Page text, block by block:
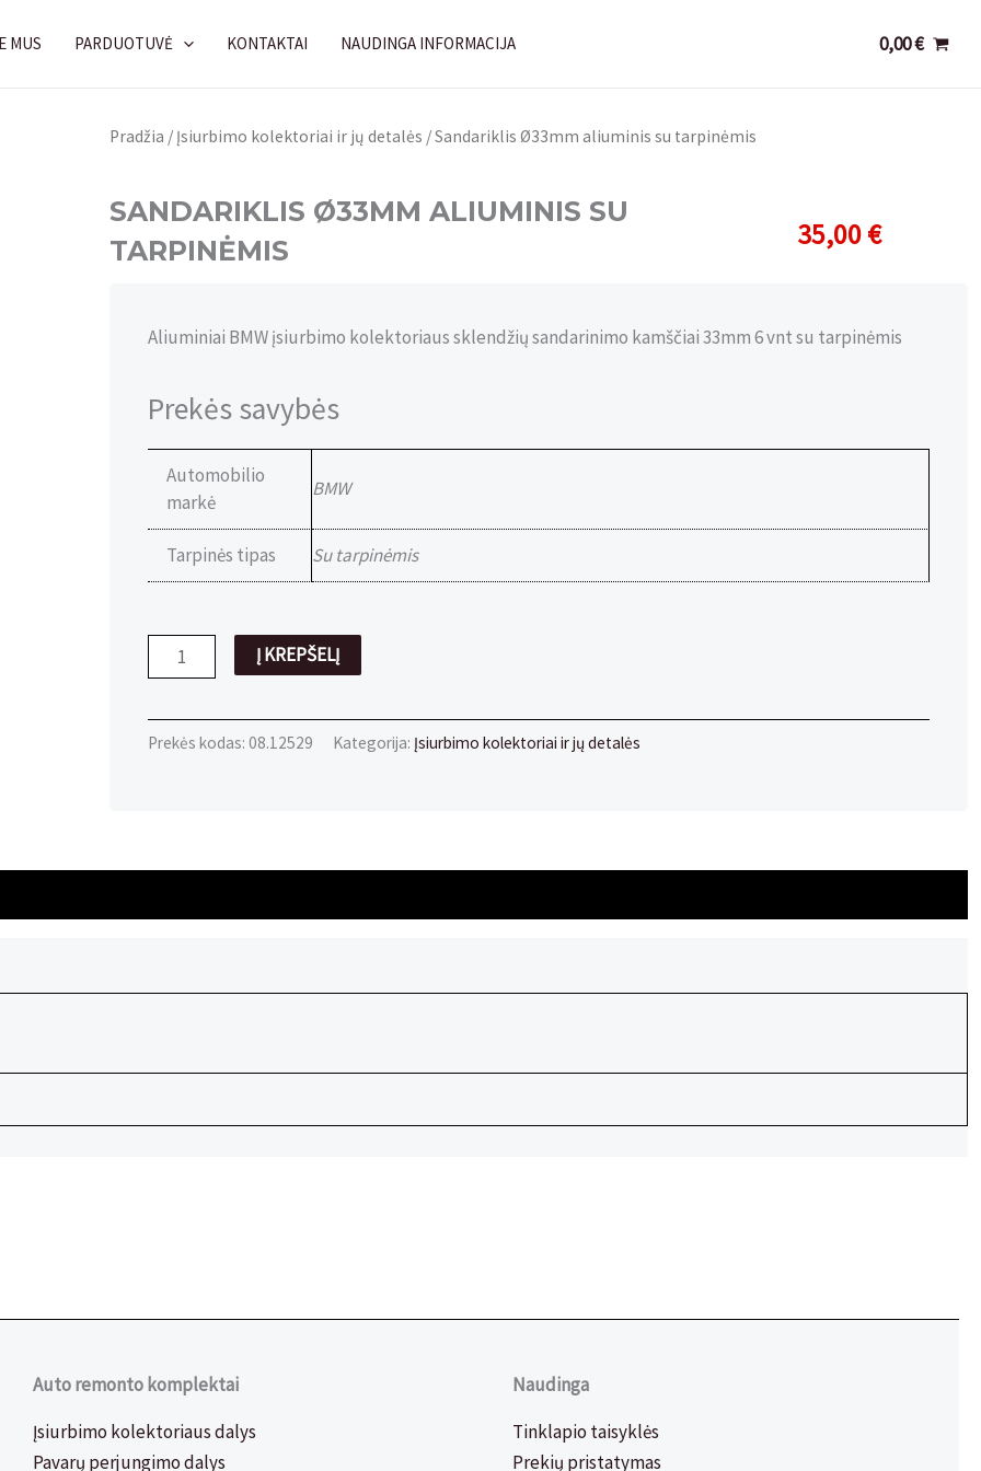
MUS PARDUOTUVĖ KONTAKTAI NAUDINGA INFORMACIJA 0,00€
Pradžia / Įsiurbimo kolektoriai ir jų detalės / Sandariklis Ø33mm aliuminis su tarpinėmis
SANDARIKLIS Ø33MM ALIUMINIS SU
TARPINĖMIS
35,00€
Aliuminiai BMW įsiurbimo kolektoriaus sklendžių sandarinimo kamščiai 33mm 6 vnt su tarpinėmis
Prekės savybės
Automobilio
markė
BMW
Tarpinės tipas Su tarpinėmis
produkto
kiekis:
Ø33mm
Į KREPŠELĮ
Prekės kodas: 08.12529 Kategorija: Įsiurbimo kolektoriai ir jų detalės
Auto remonto komplektai
Įsiurbimo kolektoriaus dalys
Pavarų perjungimo dalys
Naudinga
Tinklapio taisyklės
Prekių pristatymas